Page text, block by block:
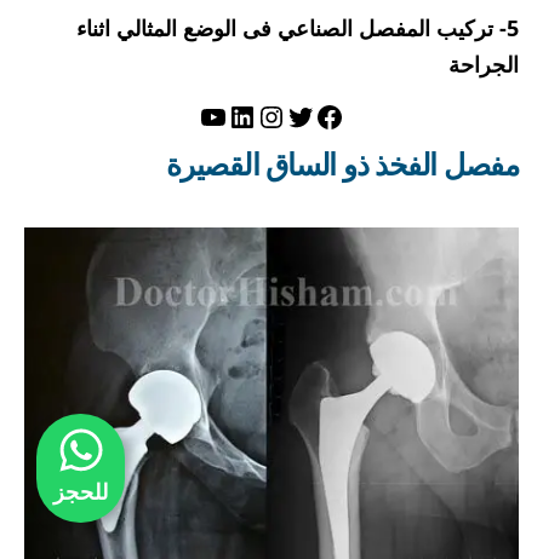
5- تركيب المفصل الصناعي فى الوضع المثالي اثناء
الجراحة
فيسبوك
تويترإنستجرام
لينكد إنيوتيوب
مفصل الفخذ ذو الساق القصيرة
للحجز